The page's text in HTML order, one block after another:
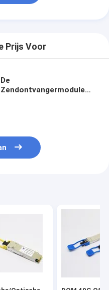
Prijs Voor
De
Zendontvangermodule